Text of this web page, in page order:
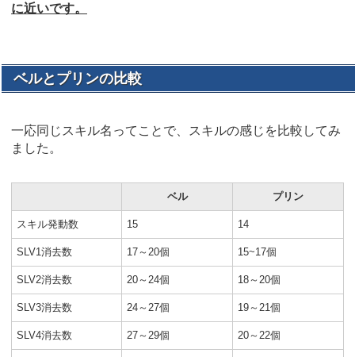
に近いです。
ベルとプリンの比較
一応同じスキル名ってことで、スキルの感じを比較してみ
ました。
ベル プリン
スキル発動数 15 14
SLV1消去数 17～20個 15~17個
SLV2消去数 20～24個 18～20個
SLV3消去数 24～27個 19～21個
SLV4消去数 27～29個 20～22個